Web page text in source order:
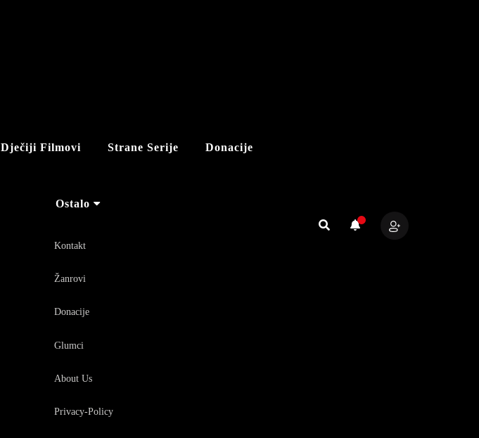
Dječiji Filmovi Strane Serije Donacije
Ostalo
Kontakt
Žanrovi
Donacije
Glumci
About Us
Privacy-Policy